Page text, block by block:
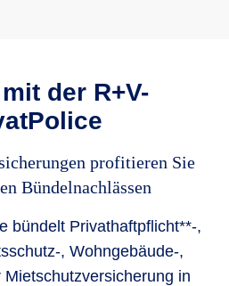
der R+V-
profitieren Sie
Bündelnachlässen
bündelt Privathaftpflicht**-,
, Wohngebäude-,
in